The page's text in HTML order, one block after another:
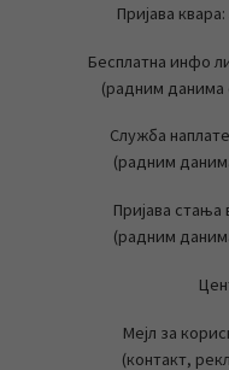
Пријава
Бесплатна инфо
(радним данима
Служба
(радним
Пријава
(радним
Мејл за
(контакт,